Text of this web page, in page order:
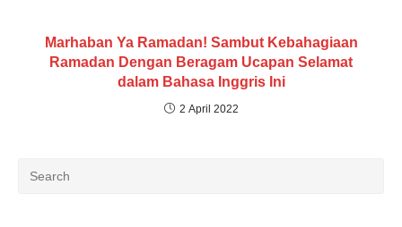
Marhaban Ya Ramadan! Sambut Kebahagiaan
Ramadan Dengan Beragam Ucapan Selamat
dalam Bahasa Inggris Ini
2 April 2022